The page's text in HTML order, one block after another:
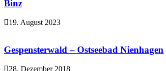
Binz
19. August 2023
Gespensterwald – Ostseebad Nienhagen
28. Dezember 2018